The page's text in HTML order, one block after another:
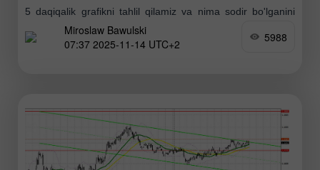
5 daqiqalik grafikni tahlil qilamiz va nima sodir bo'lganini
ko'rib chiqamiz. Ertalabki prognozimda men 1.3133
darajasiga e'tibor qaratgan edim va shu yerdan
Miroslaw Bawulski
07:37 2025-11-14 UTC+2
5988